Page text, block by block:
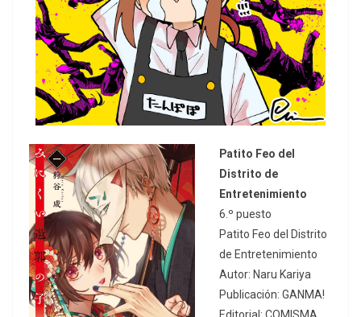
Patito Feo del
Distrito de
Entretenimiento
6.º puesto
Patito Feo del Distrito
de Entretenimiento
Autor: Naru Kariya
Publicación: GANMA!